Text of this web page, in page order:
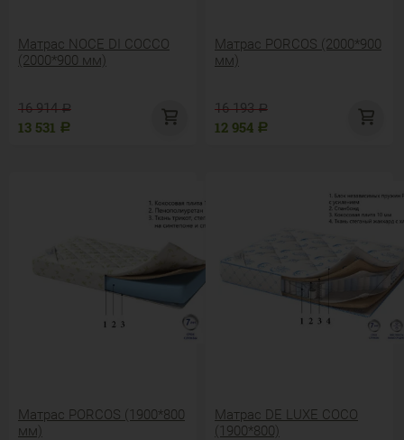
Матрас NOCE DI COCCO
(2000*900 мм)
16 914 Р
13 531 Р
Матрас PORCOS (2000*900
мм)
16 193 Р
12 954 Р
Матрас PORCOS (1900*800
мм)
Матрас DE LUXE COCO
(1900*800)